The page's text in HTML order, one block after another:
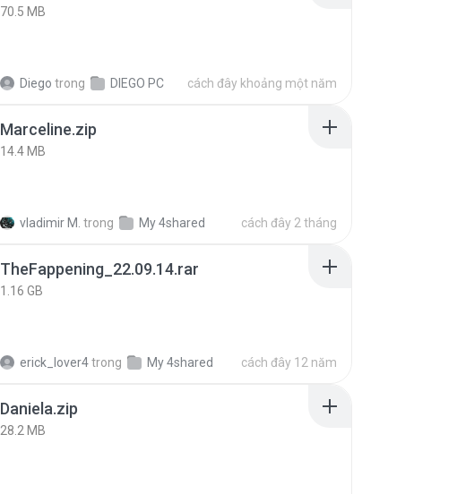
70.5 MB
Diego trong DIEGO PC cách đây khoảng một năm
Marceline.zip
14.4 MB
vladimir M. trong My 4shared cách đây 2 tháng
TheFappening_22.09.14.rar
1.16 GB
erick_lover4trong My 4shared cách đây 12 năm
Daniela.zip
28.2 MB